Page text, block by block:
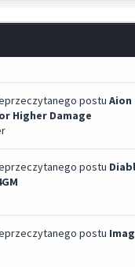
Aion
Higher Damage